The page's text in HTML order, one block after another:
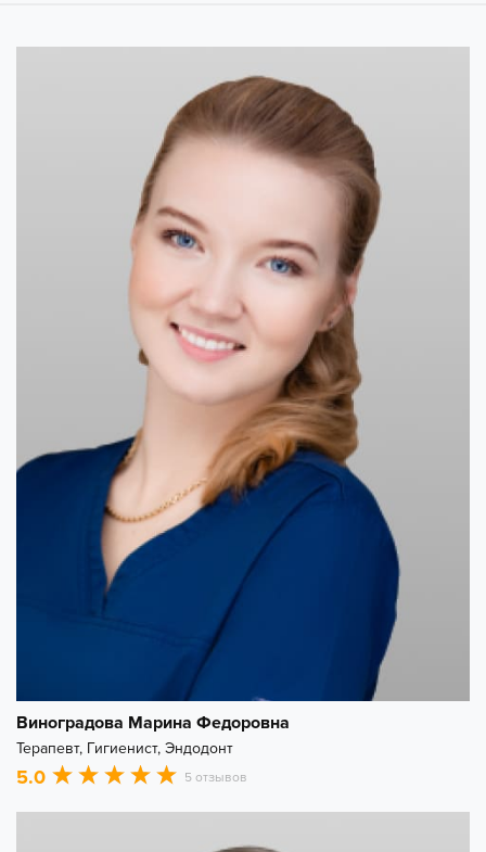
Виноградова Марина Федоровна
Терапевт, Гигиенист, Эндодонт
5.0 5 отзывов